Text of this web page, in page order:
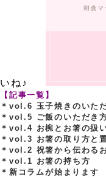
いね♪
【記事一覧】
＊vol.6 玉子焼きのいた
＊vol.5 ご飯のいただき
＊vol.4 お椀とお箸の扱
＊vol.3 お箸の取り方と
＊vol.2 祝箸から伝わる
＊vol.1 お箸の持ち方
＊新コラムが始まります